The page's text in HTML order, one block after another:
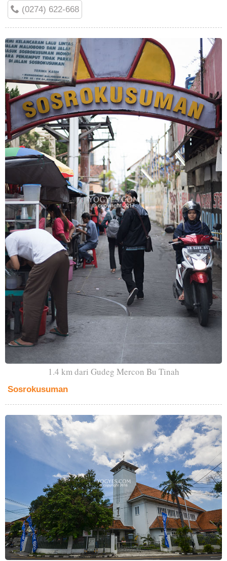
(0274) 622-668
1.4 km dari Gudeg Mercon Bu Tinah
Sosrokusuman